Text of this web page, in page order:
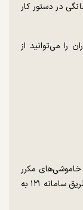
در دستور کار
را می‌توانید از
مکرر
یا طولانی، ضمن بررسی موارد بالا، موضوع را از طریق سامانه ۱۲۱ به